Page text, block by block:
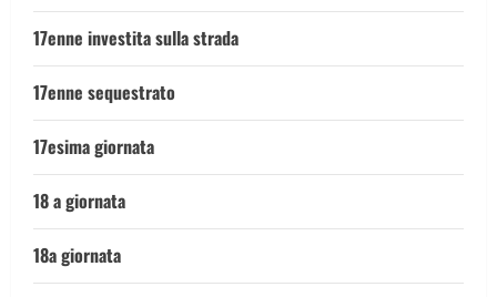
17enne investita sulla strada
17enne sequestrato
17esima giornata
18 a giornata
18a giornata